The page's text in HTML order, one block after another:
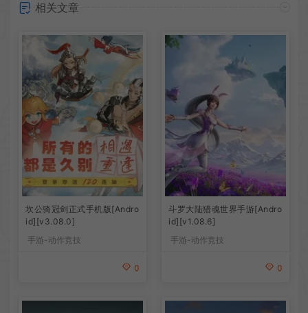
相关文章
坎公骑冠剑正式手机版[Andro
id][v3.08.0]
手游-动作竞技
0
斗罗大陆猎魂世界手游[Andro
id][v1.08.6]
手游-动作竞技
0